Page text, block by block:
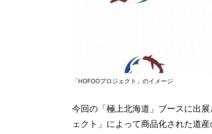
「HOFOOプロジェクト」のイメージ
今回の「極上北海道」ブースに出
ェクト」によって商品化された道産